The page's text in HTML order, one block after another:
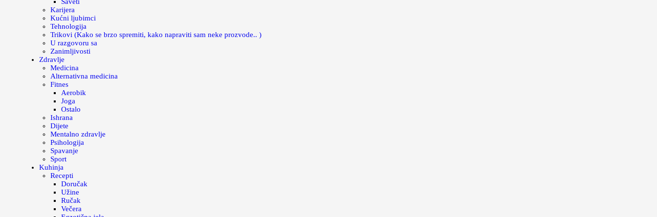
Karijera
Kućni ljubimci
Tehnologija
Trikovi (Kako se brzo spremiti, kako napraviti sam neke prozvode.. )
U razgovoru sa
Zanimljivosti
Zdravlje
Medicina
Alternativna medicina
Fitnes
Aerobik
Joga
Ostalo
Ishrana
Dijete
Mentalno zdravlje
Psihologija
Spavanje
Sport
Kuhinja
Recepti
Doručak
Užine
Ručak
Večera